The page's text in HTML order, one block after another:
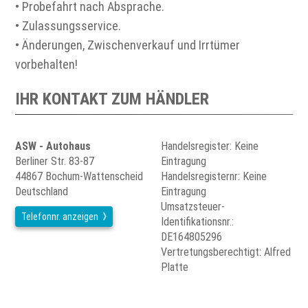
• Probefahrt nach Absprache.
• Zulassungsservice.
• Änderungen, Zwischenverkauf und Irrtümer
vorbehalten!
IHR KONTAKT ZUM HÄNDLER
ASW - Autohaus
Berliner Str. 83-87
44867 Bochum-Wattenscheid
Deutschland
Telefonnr. anzeigen
Handelsregister: Keine
Eintragung
Handelsregisternr: Keine
Eintragung
Umsatzsteuer-
Identifikationsnr.:
DE164805296
Vertretungsberechtigt: Alfred
Platte